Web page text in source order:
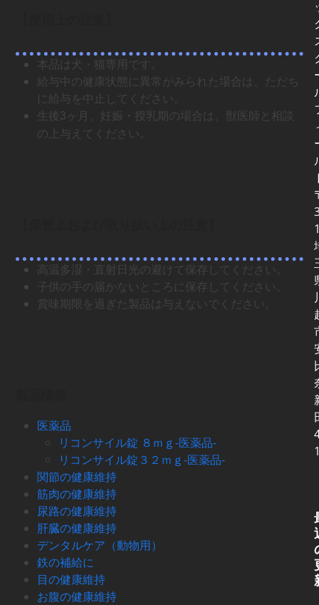
本品は犬・猫専用です。
給与中の健康状態に異常がみられた場合は、ただち
に給与を中止してください。
生後3 ヶ月、妊娠・授乳期の場合は、獣医師と相談
の上与えてください。
高温多湿・直射日光の避けて保存してください。
子供の手の届かないところに保存してください。
賞味期限を過ぎた製品は与えないでください。
医薬品
リコンサイル錠 ８ｍｇ-医薬品-
リコンサイル錠３２ｍｇ-医薬品-
関節の健康維持
筋肉の健康維持
尿路の健康維持
肝臓の健康維持
デンタルケア（動物用）
鉄の補給に
目の健康維持
お腹の健康維持